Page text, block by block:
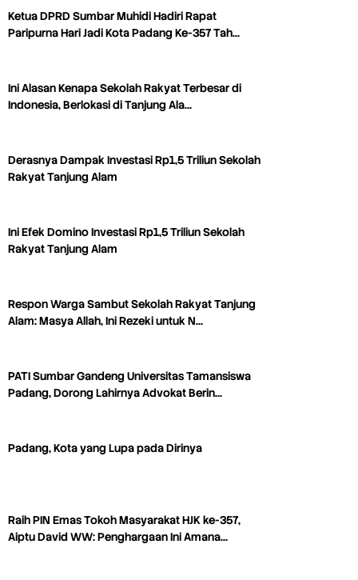
Ketua DPRD Sumbar Muhidi Hadiri Rapat
Paripurna Hari Jadi Kota Padang Ke-357 Tah…
Ini Alasan Kenapa Sekolah Rakyat Terbesar di
Indonesia, Berlokasi di Tanjung Ala…
Derasnya Dampak Investasi Rp1,5 Triliun Sekolah
Rakyat Tanjung Alam
Ini Efek Domino Investasi Rp1,5 Triliun Sekolah
Rakyat Tanjung Alam
Respon Warga Sambut Sekolah Rakyat Tanjung
Alam: Masya Allah, Ini Rezeki untuk N…
PATI Sumbar Gandeng Universitas Tamansiswa
Padang, Dorong Lahirnya Advokat Berin…
Padang, Kota yang Lupa pada Dirinya
Raih PIN Emas Tokoh Masyarakat HJK ke-357,
Aiptu David WW: Penghargaan Ini Amana…